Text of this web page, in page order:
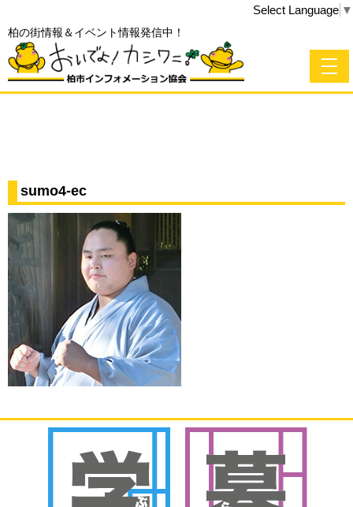
柏の街情報＆イベント情報発信中！
Select Language ▼
sumo4-ec